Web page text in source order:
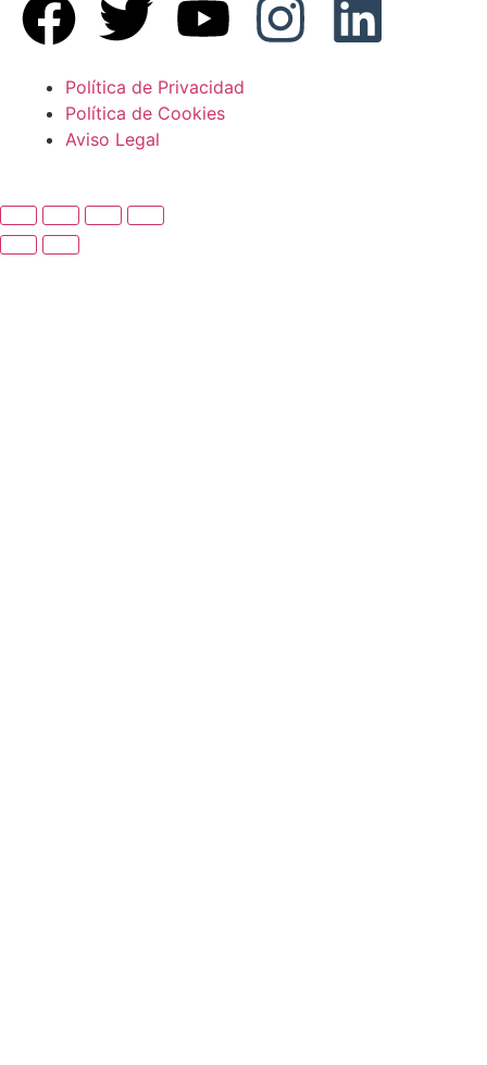
Política de Privacidad
Política de Cookies
Aviso Legal